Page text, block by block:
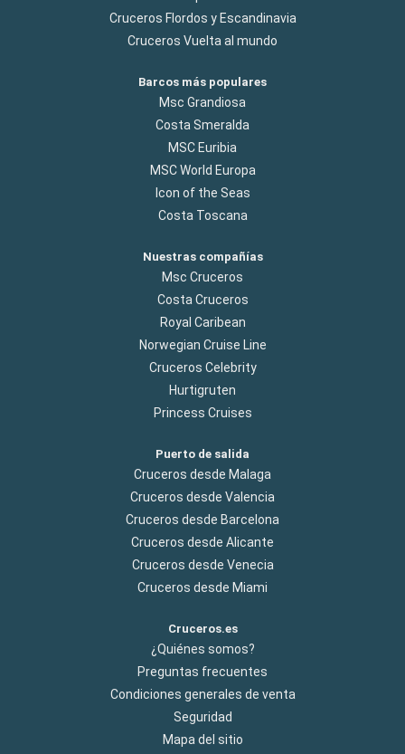
Cruceros Flordos y Escandinavia
Cruceros Vuelta al mundo
Barcos más populares
Msc Grandiosa
Costa Smeralda
MSC Euribia
MSC World Europa
Icon of the Seas
Costa Toscana
Nuestras compañías
Msc Cruceros
Costa Cruceros
Royal Caribean
Norwegian Cruise Line
Cruceros Celebrity
Hurtigruten
Princess Cruises
Puerto de salida
Cruceros desde Malaga
Cruceros desde Valencia
Cruceros desde Barcelona
Cruceros desde Alicante
Cruceros desde Venecia
Cruceros desde Miami
Cruceros.es
¿Quiénes somos?
Preguntas frecuentes
Condiciones generales de venta
Seguridad
Mapa del sitio